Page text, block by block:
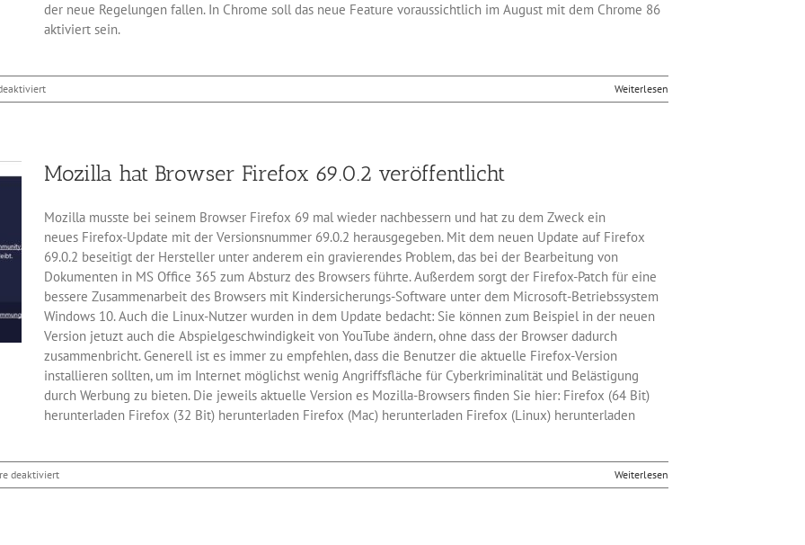
der neue Regelungen fallen. In Chrome soll das neue Feature voraussichtlich im August mit dem Chrome 86
aktiviert sein.
für
Chrome
Werbung
Weiterlesen
Mozilla hat Browser Firefox 69.0.2 veröffentlicht
Mozilla musste bei seinem Browser Firefox 69 mal wieder nachbessern und hat zu dem Zweck ein
neues Firefox-Update mit der Versionsnummer 69.0.2 herausgegeben. Mit dem neuen Update auf Firefox
69.0.2 beseitigt der Hersteller unter anderem ein gravierendes Problem, das bei der Bearbeitung von
Dokumenten in MS Office 365 zum Absturz des Browsers führte. Außerdem sorgt der Firefox-Patch für eine
bessere Zusammenarbeit des Browsers mit Kindersicherungs-Software unter dem Microsoft-Betriebssystem
Windows 10. Auch die Linux-Nutzer wurden in dem Update bedacht: Sie können zum Beispiel in der neuen
Version jetuzt auch die Abspielgeschwindigkeit von YouTube ändern, ohne dass der Browser dadurch
zusammenbricht. Generell ist es immer zu empfehlen, dass die Benutzer die aktuelle Firefox-Version
installieren sollten, um im Internet möglichst wenig Angriffsfläche für Cyberkriminalität und Belästigung
durch Werbung zu bieten. Die jeweils aktuelle Version es Mozilla-Browsers finden Sie hier: Firefox (64 Bit)
herunterladen Firefox (32 Bit) herunterladen Firefox (Mac) herunterladen Firefox (Linux) herunterladen
deaktiviertfür
Mozilla
Weiterlesen